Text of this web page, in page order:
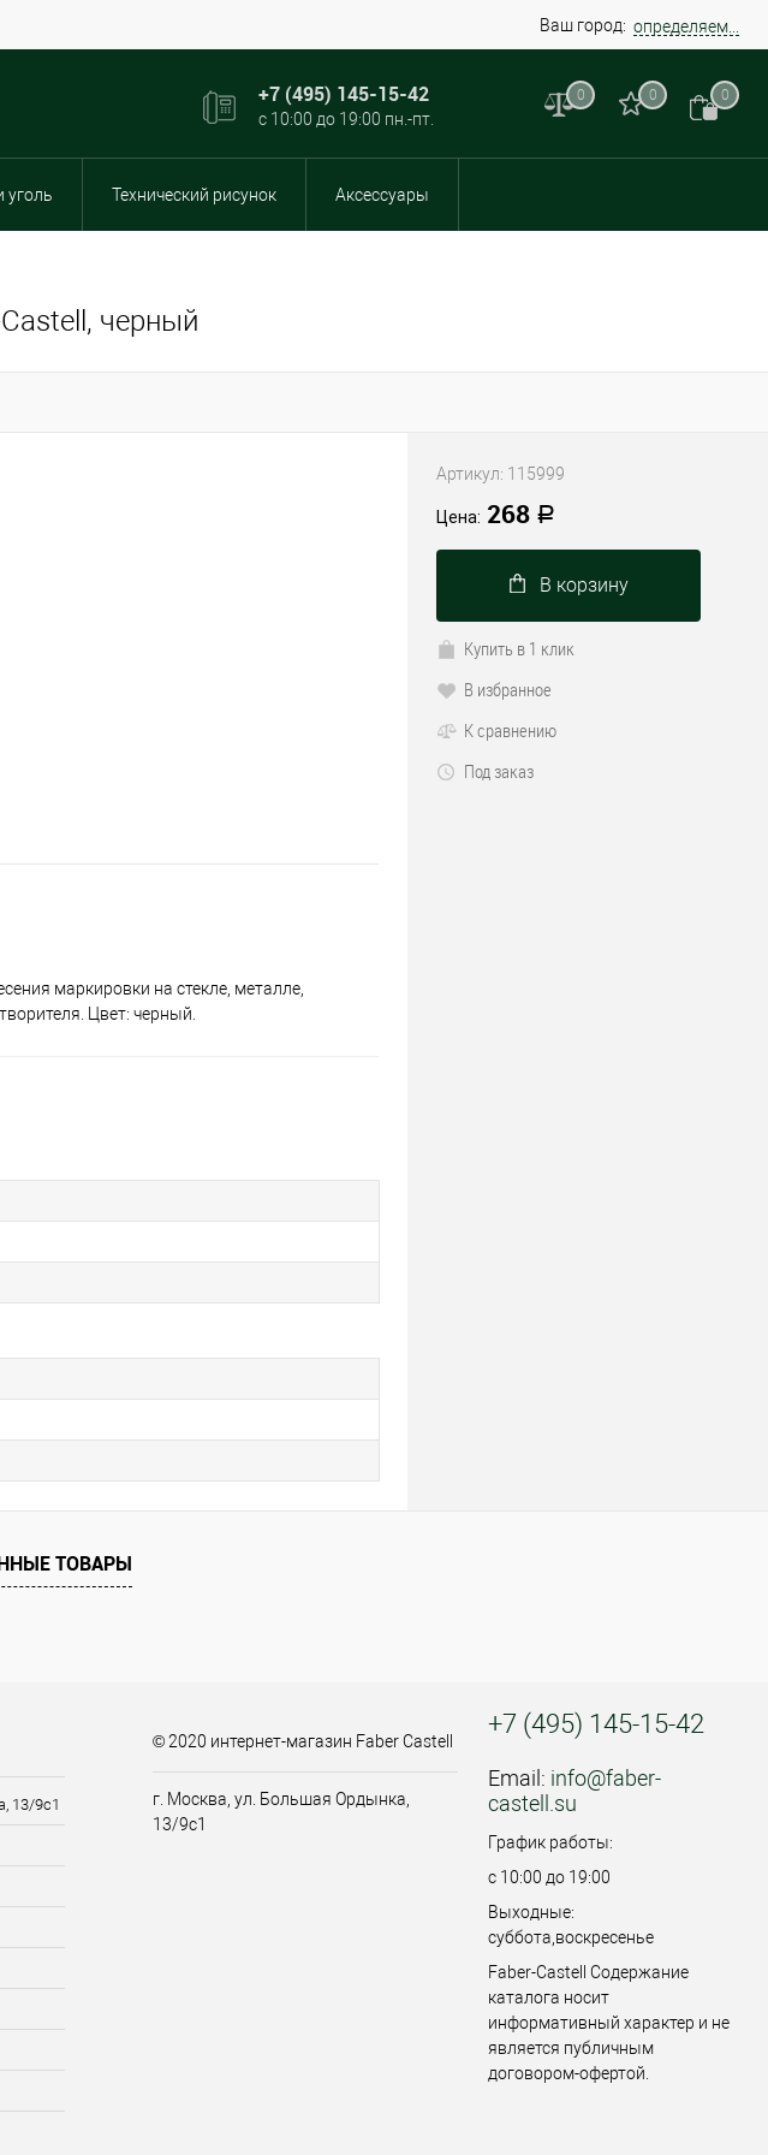
Ваш город: определяем...
+7 (495) 145-15-42
с 10:00 до 19:00 пн.-пт.
0 0 0
уголь Технический рисунок Аксессуары
черный
маркировки на стекле, металле,
Цвет: черный.
Артикул: 115999
Цена: 268 Р
В корзину
Купить в 1 клик
В избранное
К сравнению
Под заказ
ТОВАРЫ
13/9c1
© 2020 интернет-магазин Faber Castell
г. Москва, ул. Большая Ордынка,
13/9c1
+7 (495) 145-15-42
Email: info@faber-
castell.su
График работы:
с 10:00 до 19:00
Выходные:
суббота,воскресенье
Faber-Castell Содержание
каталога носит
информативный характер и не
является публичным
договором-офертой.